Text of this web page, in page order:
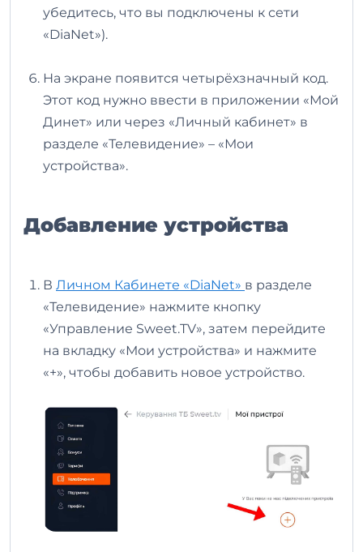
убедитесь, что вы подключены к сети
«DiaNet»).
На экране появится четырёхзначный код.
Этот код нужно ввести в приложении «Мой
Динет» или через «Личный кабинет» в
разделе «Телевидение» – «Мои
устройства».
Добавление устройства
В Личном Кабинете «DiaNet» в разделе
«Телевидение» нажмите кнопку
«Управление Sweet.TV», затем перейдите
на вкладку «Мои устройства» и нажмите
«+», чтобы добавить новое устройство.